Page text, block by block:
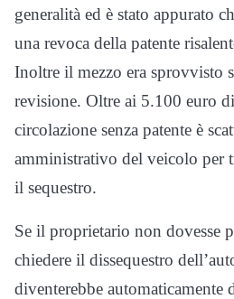
generalità ed è stato appurato
una revoca della patente
Inoltre il mezzo era sprovvisto
revisione. Oltre ai 5.100 euro
circolazione senza patente è
amministrativo del veicolo per
il sequestro.
Se il proprietario non dovesse
chiedere il dissequestro
diventerebbe automaticamente